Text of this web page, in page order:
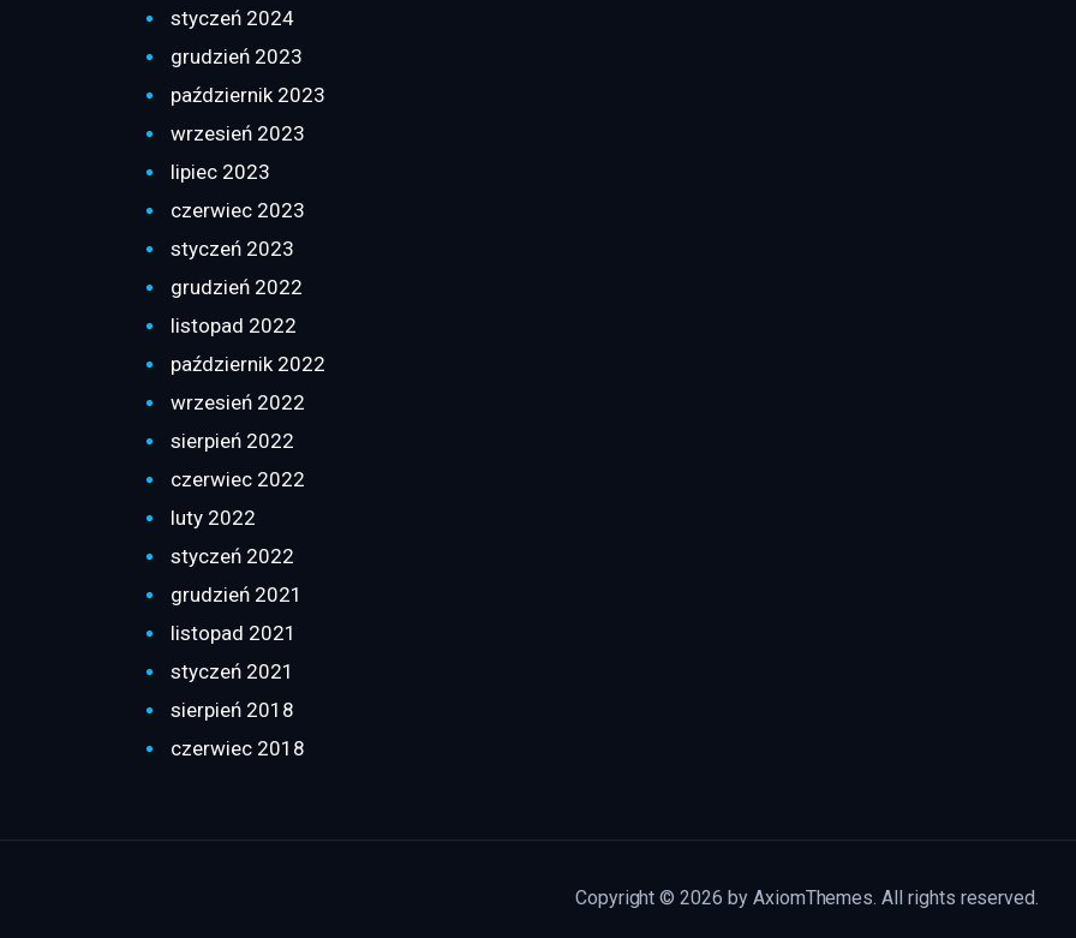
styczeń 2024
grudzień 2023
październik 2023
wrzesień 2023
lipiec 2023
czerwiec 2023
styczeń 2023
grudzień 2022
listopad 2022
październik 2022
wrzesień 2022
sierpień 2022
czerwiec 2022
luty 2022
styczeń 2022
grudzień 2021
listopad 2021
styczeń 2021
sierpień 2018
czerwiec 2018
Copyright © 2026 by AxiomThemes. All rights reserved.